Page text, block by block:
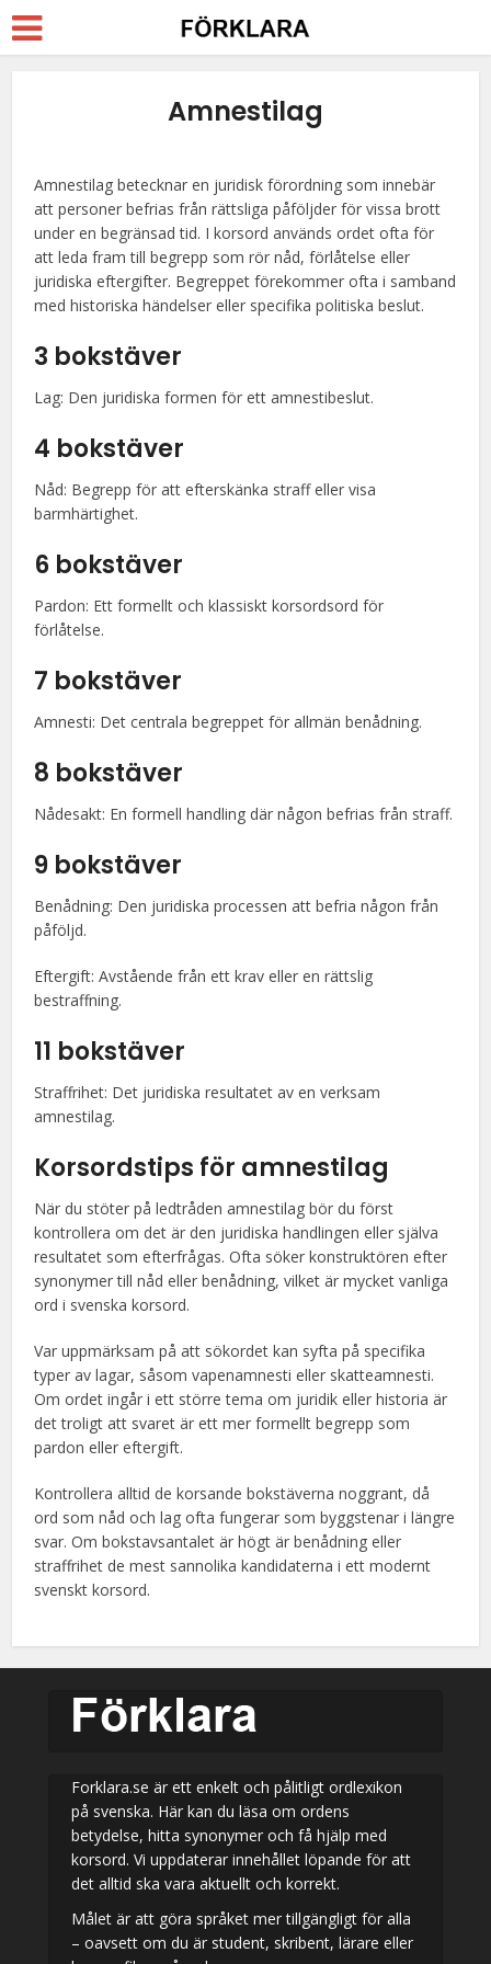
Amnestilag
Amnestilag betecknar en juridisk förordning som innebär
att personer befrias från rättsliga påföljder för vissa brott
under en begränsad tid. I korsord används ordet ofta för
att leda fram till begrepp som rör nåd, förlåtelse eller
juridiska eftergifter. Begreppet förekommer ofta i samband
med historiska händelser eller specifika politiska beslut.
3 bokstäver
Lag: Den juridiska formen för ett amnestibeslut.
4 bokstäver
Nåd: Begrepp för att efterskänka straff eller visa
barmhärtighet.
6 bokstäver
Pardon: Ett formellt och klassiskt korsordsord för
förlåtelse.
7 bokstäver
Amnesti: Det centrala begreppet för allmän benådning.
8 bokstäver
Nådesakt: En formell handling där någon befrias från straff.
9 bokstäver
Benådning: Den juridiska processen att befria någon från
påföljd.
Eftergift: Avstående från ett krav eller en rättslig
bestraffning.
11 bokstäver
Straffrihet: Det juridiska resultatet av en verksam
amnestilag.
Korsordstips för amnestilag
När du stöter på ledtråden amnestilag bör du först
kontrollera om det är den juridiska handlingen eller själva
resultatet som efterfrågas. Ofta söker konstruktören efter
synonymer till nåd eller benådning, vilket är mycket vanliga
ord i svenska korsord.
Var uppmärksam på att sökordet kan syfta på specifika
typer av lagar, såsom vapenamnesti eller skatteamnesti.
Om ordet ingår i ett större tema om juridik eller historia är
det troligt att svaret är ett mer formellt begrepp som
pardon eller eftergift.
Kontrollera alltid de korsande bokstäverna noggrant, då
ord som nåd och lag ofta fungerar som byggstenar i längre
svar. Om bokstavsantalet är högt är benådning eller
straffrihet de mest sannolika kandidaterna i ett modernt
svenskt korsord.
Forklara.se är ett enkelt och pålitligt ordlexikon
på svenska. Här kan du läsa om ordens
betydelse, hitta synonymer och få hjälp med
korsord. Vi uppdaterar innehållet löpande för att
det alltid ska vara aktuellt och korrekt.
Målet är att göra språket mer tillgängligt för alla
– oavsett om du är student, skribent, lärare eller